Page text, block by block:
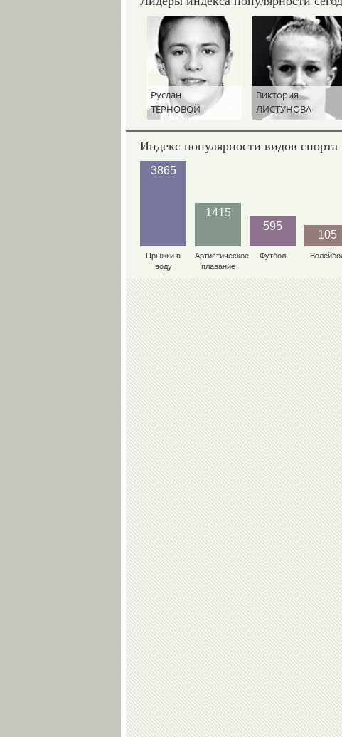
Руслан
ТЕРНОВОЙ
Виктория
ЛИСТУНОВА
Индекс популярности видов спорта
3865
Прыжки в
воду
1415
Артистическое
плавание
595
Футбол
105